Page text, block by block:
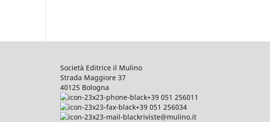
Società Editrice il Mulino
Strada Maggiore 37
40125 Bologna
+39 051 256011
+39 051 256034
riviste@mulino.it